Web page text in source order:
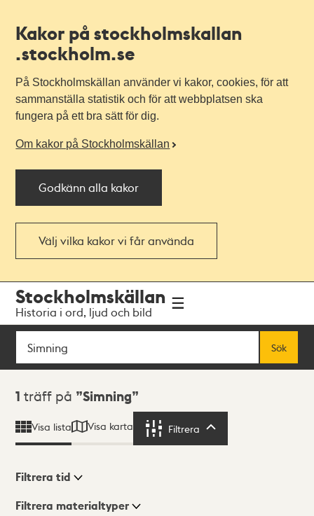
Kakor på stockholmskallan
.stockholm.se
På Stockholmskällan använder vi kakor, cookies, för att
sammanställa statistik och för att webbplatsen ska
fungera på ett bra sätt för dig.
Om kakor på Stockholmskällan
Godkänn alla kakor
Välj vilka kakor vi får använda
navigationen
huvudinnehållet
Stockholmskällan
Historia i ord, ljud och bild
Sök
Sök
Sökresultat
1 träff på Simning
Visa lista Visa karta Filtrera
Visningsläge
Filtrera tid
Filtrera materialtyper